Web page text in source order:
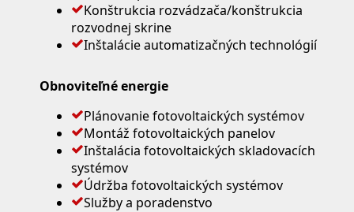
Konštrukcia rozvádzača/konštrukcia
rozvodnej skrine
Inštalácie automatizačných technológií
Obnoviteľné energie
Plánovanie fotovoltaických systémov
Montáž fotovoltaických panelov
Inštalácia fotovoltaických skladovacích
systémov
Údržba fotovoltaických systémov
Služby a poradenstvo